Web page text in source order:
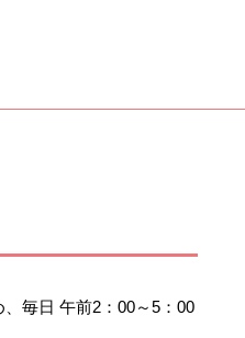
毎日 午前2：00～5：00